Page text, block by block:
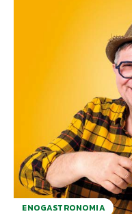
ENOGASTRONOMIA